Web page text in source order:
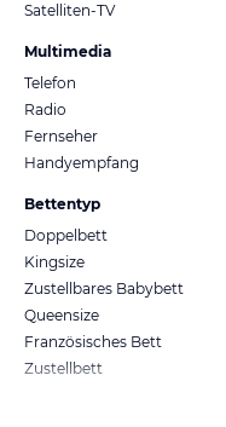
Satelliten-TV
Multimedia
Telefon
Radio
Fernseher
Handyempfang
Bettentyp
Doppelbett
Kingsize
Zustellbares Babybett
Queensize
Französisches Bett
Zustellbett